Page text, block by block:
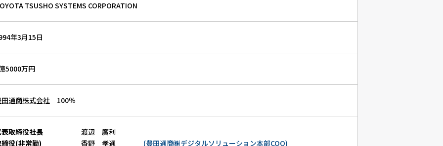
TSUSHO SYSTEMS CORPORATION
年3月15日
5000万円
通商株式会社 100％
取締役社長
渡辺 廣利
役(非常勤)
香野 孝通
(豊田通商㈱デジタルソリューション本部COO)